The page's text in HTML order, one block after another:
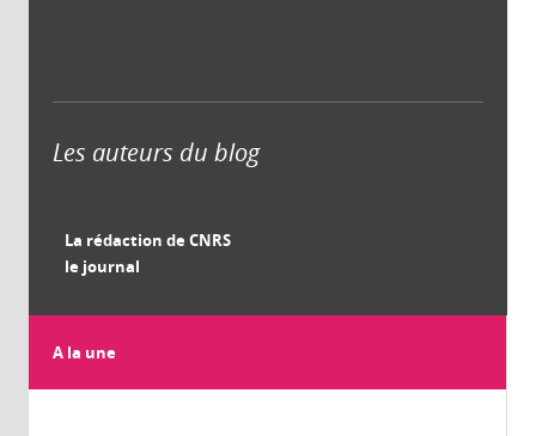
Les auteurs du blog
La rédaction de CNRS
le journal
A la une